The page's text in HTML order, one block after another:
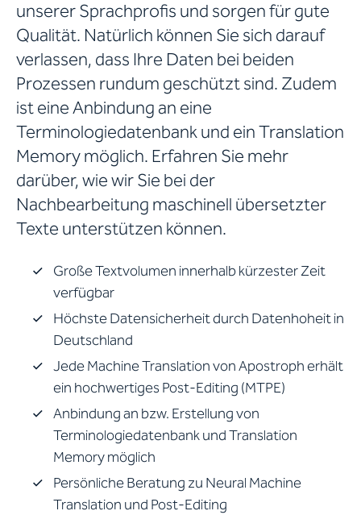
unserer Sprachprofis und sorgen für gute
Qualität. Natürlich können Sie sich darauf
verlassen, dass Ihre Daten bei beiden
Prozessen rundum geschützt sind. Zudem
ist eine Anbindung an eine
Terminologiedatenbank und ein Translation
Memory möglich. Erfahren Sie mehr
darüber, wie wir Sie bei der
Nachbearbeitung maschinell übersetzter
Texte unterstützen können.
Große Textvolumen innerhalb kürzester Zeit
verfügbar
Höchste Datensicherheit durch Datenhoheit in
Deutschland
Jede Machine Translation von Apostroph erhält
ein hochwertiges Post-Editing (MTPE)
Anbindung an bzw. Erstellung von
Terminologiedatenbank und Translation
Memory möglich
Persönliche Beratung zu Neural Machine
Translation und Post-Editing